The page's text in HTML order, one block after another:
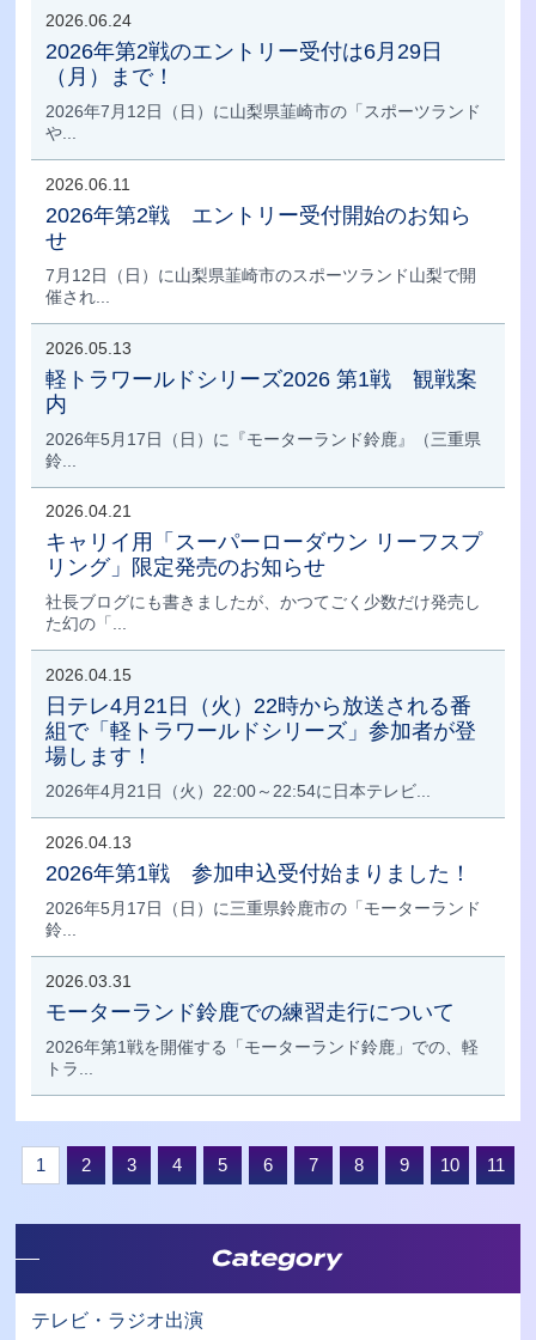
2026.06.24
2026年第2戦のエントリー受付は6月29日
（月）まで！
2026年7月12日（日）に山梨県韮崎市の「スポーツランド
や...
2026.06.11
2026年第2戦 エントリー受付開始のお知ら
せ
7月12日（日）に山梨県韮崎市のスポーツランド山梨で開
催され...
2026.05.13
軽トラワールドシリーズ2026 第1戦 観戦案
内
2026年5月17日（日）に『モーターランド鈴鹿』（三重県
鈴...
2026.04.21
キャリイ用「スーパーローダウン リーフスプ
リング」限定発売のお知らせ
社長ブログにも書きましたが、かつてごく少数だけ発売し
た幻の「...
2026.04.15
日テレ4月21日（火）22時から放送される番
組で「軽トラワールドシリーズ」参加者が登
場します！
2026年4月21日（火）22:00～22:54に日本テレビ...
2026.04.13
2026年第1戦 参加申込受付始まりました！
2026年5月17日（日）に三重県鈴鹿市の「モーターランド
鈴...
2026.03.31
モーターランド鈴鹿での練習走行について
2026年第1戦を開催する「モーターランド鈴鹿」での、軽
トラ...
1 2 3 4 5 6 7 8 9 10 11
Category
テレビ・ラジオ出演